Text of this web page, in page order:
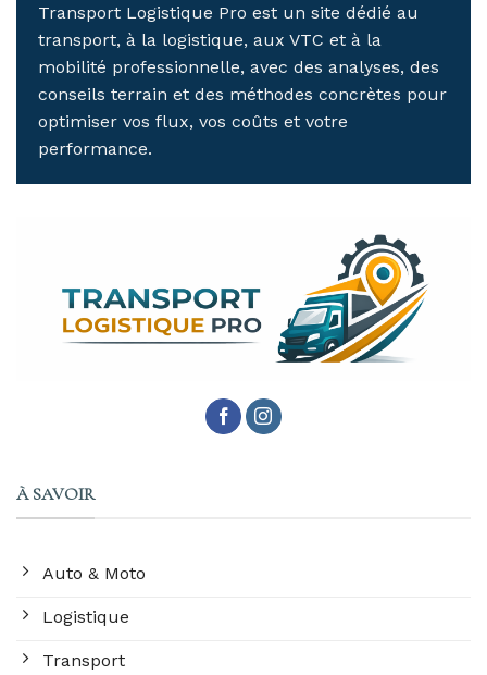
Transport Logistique Pro est un site dédié au
transport, à la logistique, aux VTC et à la
mobilité professionnelle, avec des analyses, des
conseils terrain et des méthodes concrètes pour
optimiser vos flux, vos coûts et votre
performance.
À SAVOIR
Auto & Moto
Logistique
Transport